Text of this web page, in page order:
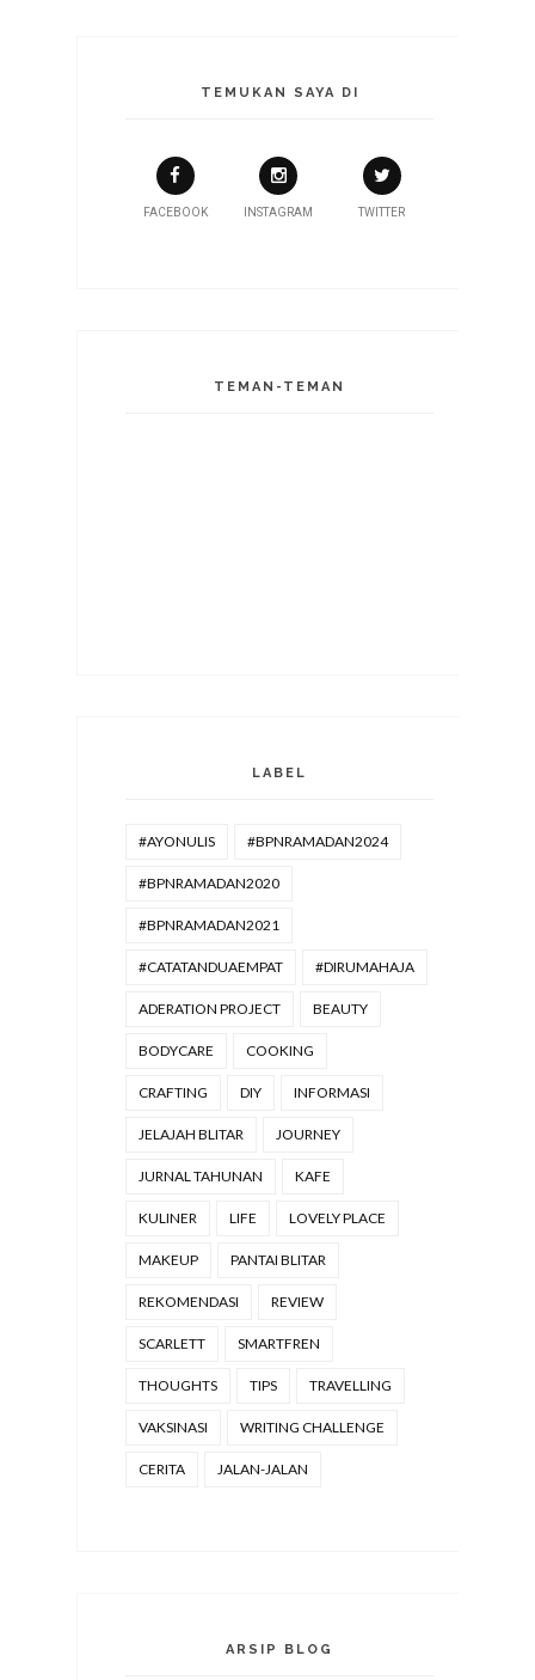
TEMUKAN SAYA DI
FACEBOOK INSTAGRAM TWITTER
TEMAN-TEMAN
LABEL
#AYONULIS #BPNRAMADAN2024
#BPNRAMADAN2020
#BPNRAMADAN2021
#CATATANDUAEMPAT #DIRUMAHAJA
ADERATION PROJECT BEAUTY
BODYCARE COOKING
CRAFTING DIY INFORMASI
JELAJAH BLITAR JOURNEY
JURNAL TAHUNAN KAFE
KULINER LIFE LOVELY PLACE
MAKEUP PANTAI BLITAR
REKOMENDASI REVIEW
SCARLETT SMARTFREN
THOUGHTS TIPS TRAVELLING
VAKSINASI WRITING CHALLENGE
CERITA JALAN-JALAN
ARSIP BLOG